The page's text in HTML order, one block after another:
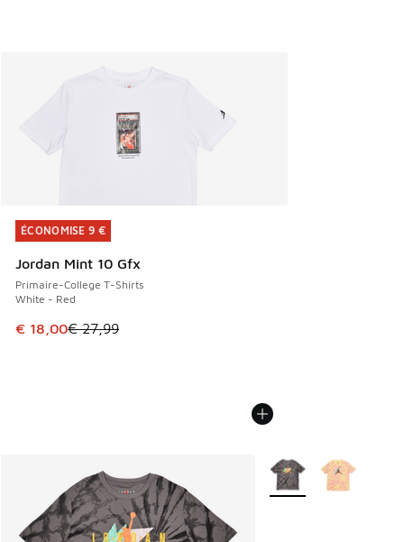
ÉCONOMISE 9 €
Jordan Mint 10 Gfx
Primaire-College T-Shirts
White - Red
Cet article est en promotion. Prix en baisse de € 27,99 à
€ 18,00€ 27,99
ÉCONOMISE 9 €
Plus de couleurs